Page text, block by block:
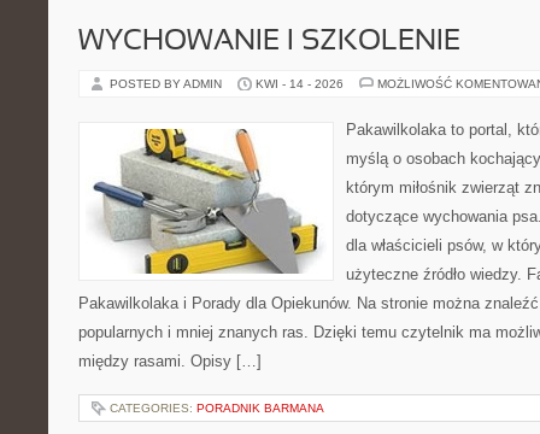
WYCHOWANIE I SZKOLENIE
POSTED BY ADMIN KWI - 14 - 2026 MOŻLIWOŚĆ
Pakawilkolaka to portal,
myślą o osobach
którym miłośnik zwierząt
dotyczące wychowania
dla właścicieli psów, w
użyteczne źródło wiedzy.
Pakawilkolaka i Porady dla Opiekunów. Na stronie można
popularnych i mniej znanych ras. Dzięki temu czytelnik ma
między rasami. Opisy […]
CATEGORIES: PORADNIK BARMANA